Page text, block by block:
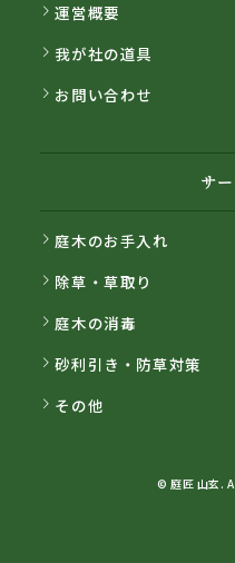
運営概要
我が社の道具
お問い合わせ
サ
庭木のお手入れ
除草・草取り
庭木の消毒
砂利引き・防草対策
その他
© 庭匠 山玄.